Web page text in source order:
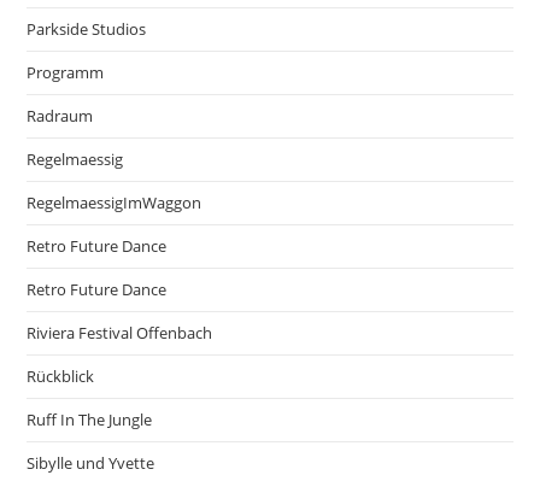
Parkside Studios
Programm
Radraum
Regelmaessig
RegelmaessigImWaggon
Retro Future Dance
Retro Future Dance
Riviera Festival Offenbach
Rückblick
Ruff In The Jungle
Sibylle und Yvette